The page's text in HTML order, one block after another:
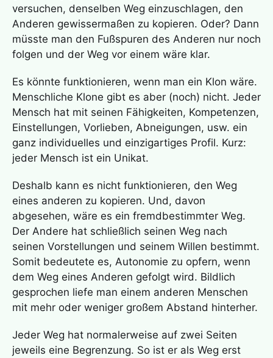
versuchen, denselben Weg einzuschlagen, den
Anderen gewissermaßen zu kopieren. Oder? Dann
müsste man den Fußspuren des Anderen nur noch
folgen und der Weg vor einem wäre klar.
Es könnte funktionieren, wenn man ein Klon wäre.
Menschliche Klone gibt es aber (noch) nicht. Jeder
Mensch hat mit seinen Fähigkeiten, Kompetenzen,
Einstellungen, Vorlieben, Abneigungen, usw. ein
ganz individuelles und einzigartiges Profil. Kurz:
jeder Mensch ist ein Unikat.
Deshalb kann es nicht funktionieren, den Weg
eines anderen zu kopieren. Und, davon
abgesehen, wäre es ein fremdbestimmter Weg.
Der Andere hat schließlich seinen Weg nach
seinen Vorstellungen und seinem Willen bestimmt.
Somit bedeutete es, Autonomie zu opfern, wenn
dem Weg eines Anderen gefolgt wird. Bildlich
gesprochen liefe man einem anderen Menschen
mit mehr oder weniger großem Abstand hinterher.
Jeder Weg hat normalerweise auf zwei Seiten
jeweils eine Begrenzung. So ist er als Weg erst